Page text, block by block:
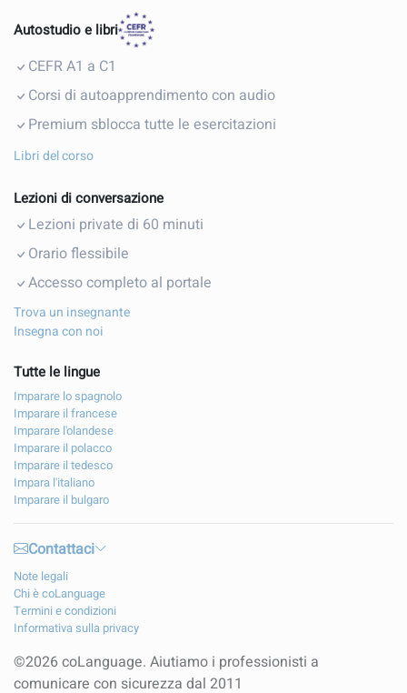
Autostudio e libri
CEFR A1 a C1
Corsi di autoapprendimento con audio
Premium sblocca tutte le esercitazioni
Libri del corso
Lezioni di conversazione
Lezioni private di 60 minuti
Orario flessibile
Accesso completo al portale
Trova un insegnante
Insegna con noi
Tutte le lingue
Imparare lo spagnolo
Imparare il francese
Imparare l'olandese
Imparare il polacco
Imparare il tedesco
Impara l'italiano
Imparare il bulgaro
Contattaci
Note legali
Chi è coLanguage
Termini e condizioni
Informativa sulla privacy
©2026 coLanguage. Aiutiamo i professionisti a
comunicare con sicurezza dal 2011